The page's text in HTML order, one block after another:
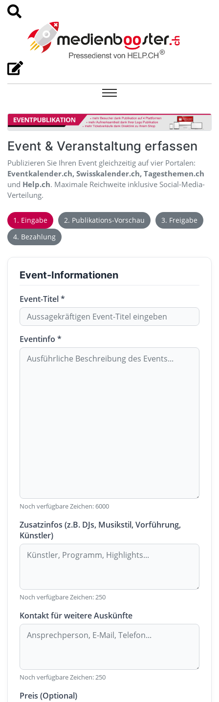
Event & Veranstaltung erfassen
Publizieren Sie Ihren Event gleichzeitig auf vier Portalen:
Eventkalender.ch, Swisskalender.ch, Tagesthemen.ch
und Help.ch. Maximale Reichweite inklusive Social-Media-
Verteilung.
1. Eingabe 2. Publikations-Vorschau
3. Freigabe
4. Bezahlung
Event-Informationen
Event-Titel *
Eventinfo *
Noch verfügbare Zeichen:6000
Zusatzinfos (z.B. DJs, Musikstil, Vorführung,
Künstler)
Noch verfügbare Zeichen:250
Kontakt für weitere Auskünfte
Noch verfügbare Zeichen:250
Preis (Optional)